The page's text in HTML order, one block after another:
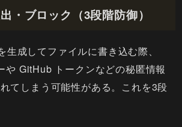
・ブロック（3段階防御）
成してファイルに書き込む際、
や GitHub トークンなどの秘匿情報
てしまう可能性がある。これを3段